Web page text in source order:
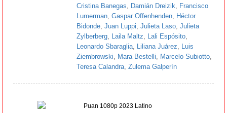
Cristina Banegas
Damián Dreizik
Francisco
Lumerman Gaspar Offenhenden
Héctor
Bidonde Juan Luppi Julieta Laso Julieta
Zylberberg
Laila Maltz Lali Espósito
Leonardo Sbaraglia
Liliana Juárez
Luis
Ziembrowski
Mara Bestelli Marcelo Subiotto
Teresa Calandra Zulema Galperín